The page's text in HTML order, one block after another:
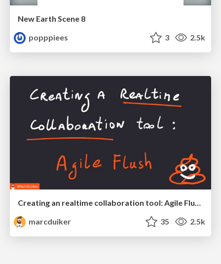
New Earth Scene 8
popppiees
3 2.5k
marcduiker
35 2.5k